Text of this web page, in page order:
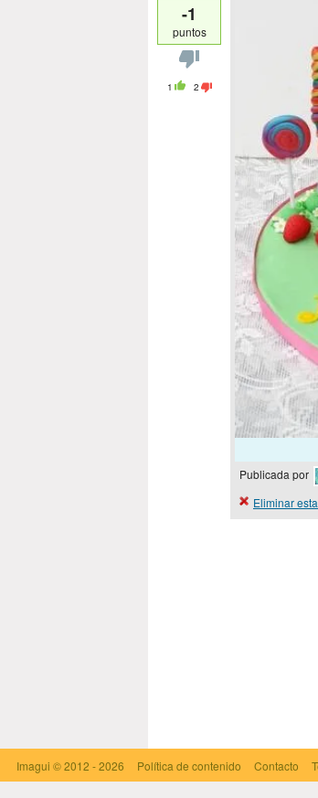
-1
puntos
1 2
Publicada por
Eliminar
Imagui © 2012 - 2026 Política de contenido Contacto